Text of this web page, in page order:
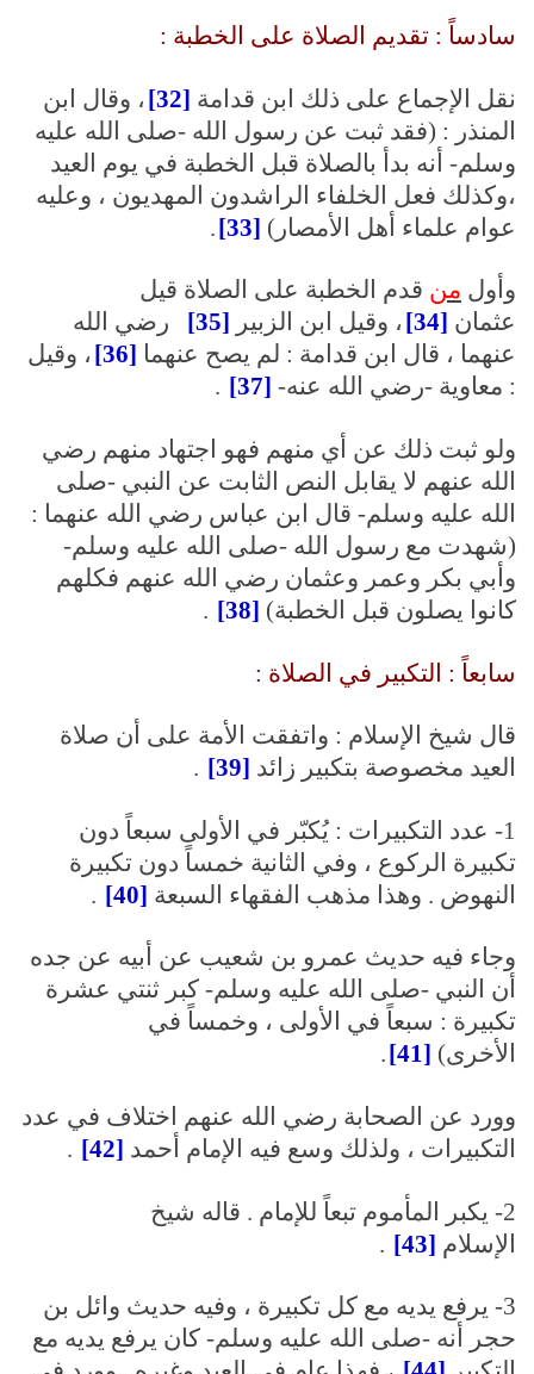
سادساً : تقديم الصلاة على الخطبة :
نقل الإجماع على ذلك ابن قدامة [32]
، وقال ابن
المنذر : (فقد ثبت عن رسول الله -صلى الله عليه
وسلم- أنه بدأ بالصلاة قبل الخطبة في يوم العيد
،وكذلك فعل الخلفاء الراشدون المهديون ، وعليه
عوام علماء أهل الأمصار) [33]
.
وأول من قدم الخطبة على الصلاة قيل
عثمان [34] ، وقيل ابن الزبير [35]
رضي الله
عنهما ، قال ابن قدامة : لم يصح عنهما [36]
، وقيل
: معاوية -رضي الله عنه- [37]
.
ولو ثبت ذلك عن أي منهم فهو اجتهاد منهم رضي
الله عنهم لا يقابل النص الثابت عن النبي -صلى
الله عليه وسلم- قال ابن عباس رضي الله عنهما :
(شهدت مع رسول الله -صلى الله عليه وسلم-
وأبي بكر وعمر وعثمان رضي الله عنهم فكلهم
كانوا يصلون قبل الخطبة) [38]
.
سابعاً : التكبير في الصلاة :
قال شيخ الإسلام : واتفقت الأمة على أن صلاة
العيد مخصوصة بتكبير زائد [39]
.
1- عدد التكبيرات : يُكبّر في الأولى سبعاً دون
تكبيرة الركوع ، وفي الثانية خمساً دون تكبيرة
النهوض . وهذا مذهب الفقهاء السبعة [40]
.
وجاء فيه حديث عمرو بن شعيب عن أبيه عن جده
أن النبي -صلى الله عليه وسلم- كبر ثنتي عشرة
تكبيرة : سبعاً في الأولى ، وخمساً في
الأخرى) [41]
.
وورد عن الصحابة رضي الله عنهم اختلاف في عدد
التكبيرات ، ولذلك وسع فيه الإمام أحمد [42]
.
2- يكبر المأموم تبعاً للإمام . قاله شيخ
الإسلام [43]
.
3- يرفع يديه مع كل تكبيرة ، وفيه حديث وائل بن
حجر أنه -صلى الله عليه وسلم- كان يرفع يديه مع